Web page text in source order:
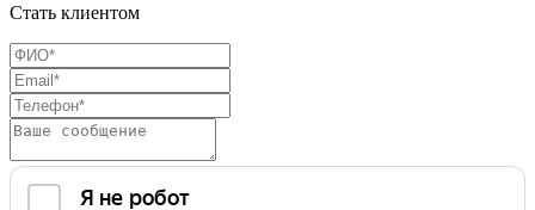
Стать клиентом